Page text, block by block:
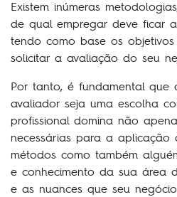
Existem inúmeras
de qual empregar deve ficar
tendo como base os
solicitar a avaliação do seu
Por tanto, é fundamental que
avaliador seja uma escolha
profissional domina não
necessárias para a aplicação
métodos como também
e conhecimento da sua área
e as nuances que seu